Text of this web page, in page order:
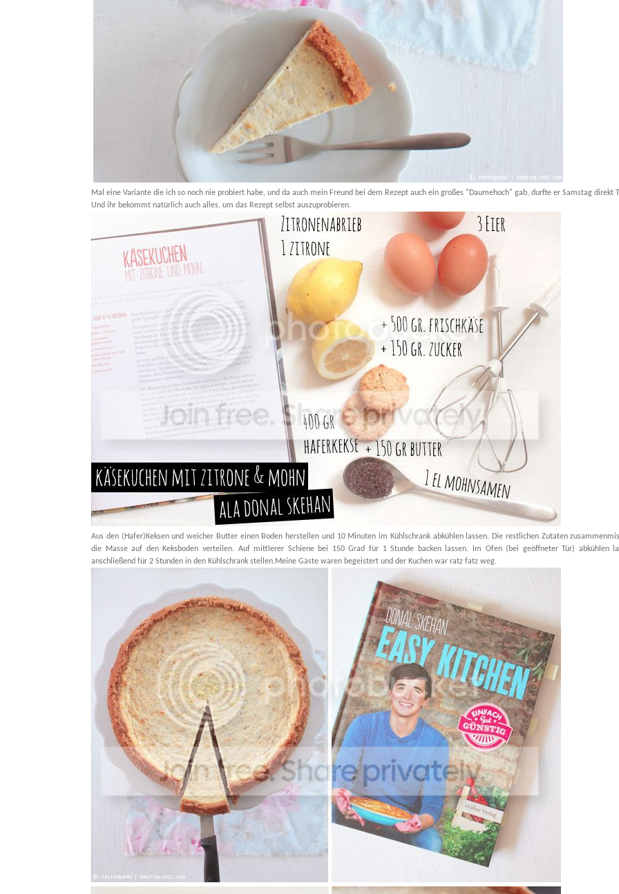
Mal eine Variante die ich so noch nie probiert habe, und da auch mein Freund bei dem Rezept auch ein großes "Daumehoch" gab, durfte er Samstag direkt
Und ihr bekommt natürlich auch alles, um das Rezept selbst auszuprobieren.
Aus den (Hafer)Keksen und weicher Butter einen Boden herstellen und 10 Minuten im Kühlschrank abkühlen lassen. Die restlichen Zutaten
die Masse auf den Keksboden verteilen. Auf mittlerer Schiene bei 150 Grad für 1 Stunde backen lassen. Im Ofen (bei geöffneter Tür) abkühlen
anschließend für 2 Stunden in den Kühlschrank stellen.Meine Gäste waren begeistert und der Kuchen war ratz fatz weg.